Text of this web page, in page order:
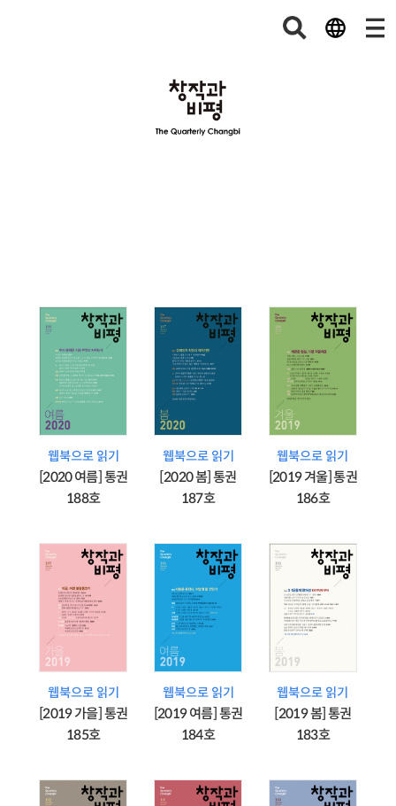
웹북으로 읽기
[2020 여름] 통권
188호
웹북으로 읽기
[2020 봄] 통권
187호
웹북으로 읽기
[2019 겨울] 통권
186호
웹북으로 읽기
[2019 가을] 통권
185호
웹북으로 읽기
[2019 여름] 통권
184호
웹북으로 읽기
[2019 봄] 통권
183호